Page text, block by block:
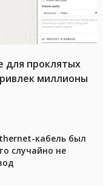
для проклятых
миллионы
кабель был
случайно не